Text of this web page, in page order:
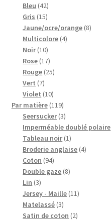
Bleu 4242
produits
Gris 1515
produits
Jaune/ocre/orange 88
Multicolore 44
Noir 1010
produits
Rose 1717
produits
Rouge 2525
Vert 77
produits
Violet 1010
produits
Par matière 119119
produits
Seersucker 33
produits
Imperméable doublé polaire
Tableau noir 11
produit
Broderie anglaise 44
Coton 9494
produits
Double gaze 88
Lin 33
produits
Jersey - Maille 1111
Matelassé 33
produits
Satin de coton 22